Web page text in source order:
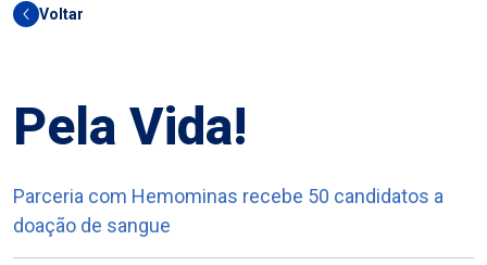
Voltar
Pela Vida!
Parceria com Hemominas recebe 50 candidatos a
doação de sangue